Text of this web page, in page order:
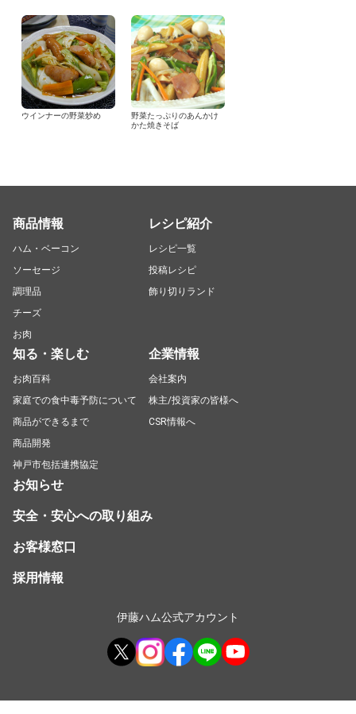
ウインナーの野菜炒め
野菜たっぷりのあんかけ
かた焼きそば
商品情報
ハム・ベーコン
ソーセージ
調理品
チーズ
お肉
レシピ紹介
レシピ一覧
投稿レシピ
飾り切りランド
知る・楽しむ
お肉百科
家庭での食中毒予防について
商品ができるまで
商品開発
神戸市包括連携協定
企業情報
会社案内
株主/投資家の皆様へ
CSR情報へ
お知らせ
安全・安心への取り組み
お客様窓口
採用情報
伊藤ハム公式アカウント